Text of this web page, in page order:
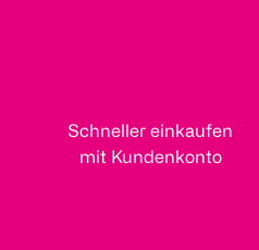
Schneller einkaufen
mit Kundenkonto